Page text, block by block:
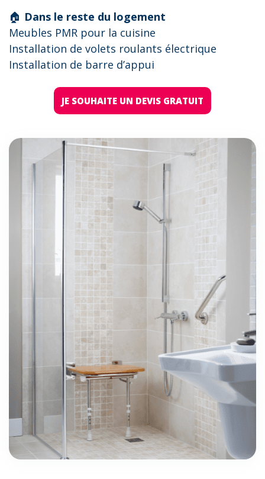
🏠 Dans le reste du logement
Meubles PMR pour la cuisine
Installation de volets roulants électrique
Installation de barre d’appui
JE SOUHAITE UN DEVIS GRATUIT